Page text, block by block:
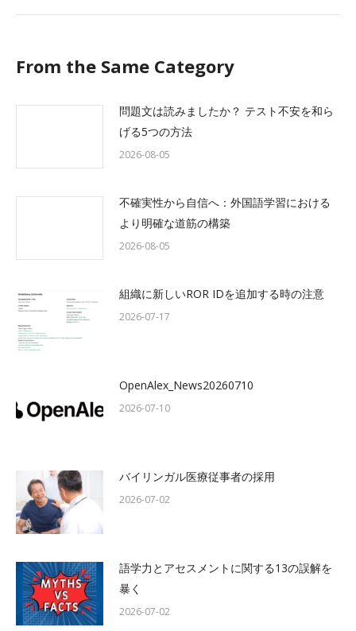
From the Same Category
問題文は読みましたか？ テスト不安を和ら
げる5つの方法
2026-08-05
不確実性から自信へ：外国語学習における
より明確な道筋の構築
2026-08-05
組織に新しいROR IDを追加する時の注意
2026-07-17
OpenAlex_News20260710
2026-07-10
バイリンガル医療従事者の採用
2026-07-02
語学力とアセスメントに関する13の誤解を
暴く
2026-07-02